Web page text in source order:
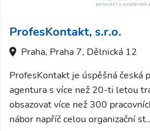
ProfesKontakt, s.r.o.
Praha, Praha 7, Dělnická 12
ProfesKontakt je úspěšná česká
agentura s více než 20-ti letou
obsazovat více než 300
nábor napříč celou organizační